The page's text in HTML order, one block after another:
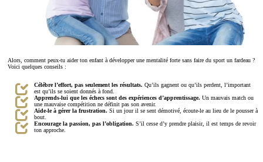
Alors, comment peux-tu aider ton enfant à développer une mentalité forte sans faire du sport un fardeau ?
Voici quelques conseils :
Célébre l’effort, pas seulement les résultats. Qu’ils gagnent ou qu’ils perdent, l’important
est qu’ils se soient donnés à fond.
Apprends-lui que les échecs sont des expériences d’apprentissage. Un mauvais match ou
une mauvaise compétition ne définit pas son avenir.
Aide-le à gérer la frustration. Si un jour il se sent démotivé, écoute-le au lieu de le pousser à
bout.
Encourage la passion, pas l’obligation. S’il cesse d’y prendre plaisir, il est temps de revoir
ton approche.